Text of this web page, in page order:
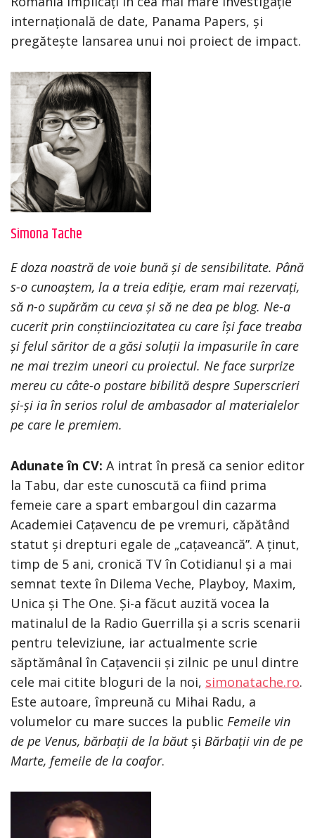
internațională de date, Panama Papers, și
pregătește lansarea unui noi proiect de impact.
Simona Tache
E doza noastră de voie bună și de sensibilitate. Până
s-o cunoaștem, la a treia ediție, eram mai rezervați,
să n-o supărăm cu ceva și să ne dea pe blog. Ne-a
cucerit prin conștiinciozitatea cu care își face treaba
și felul săritor de a găsi soluții la impasurile în care
ne mai trezim uneori cu proiectul. Ne face surprize
mereu cu câte-o postare bibilită despre Superscrieri
și-și ia în serios rolul de ambasador al materialelor
pe care le premiem.
Adunate în CV: A intrat în presă ca senior editor
la Tabu, dar este cunoscută ca fiind prima
femeie care a spart embargoul din cazarma
Academiei Cațavencu de pe vremuri, căpătând
statut și drepturi egale de „cațaveancă”. A ținut,
timp de 5 ani, cronică TV în Cotidianul și a mai
semnat texte în Dilema Veche, Playboy, Maxim,
Unica și The One. Și-a făcut auzită vocea la
matinalul de la Radio Guerrilla și a scris scenarii
pentru televiziune, iar actualmente scrie
săptămânal în Cațavencii și zilnic pe unul dintre
cele mai citite bloguri de la noi, simonatache.ro.
Este autoare, împreună cu Mihai Radu, a
volumelor cu mare succes la public Femeile vin
de pe Venus, bărbații de la băutși Bărbații vin de pe
Marte, femeile de la coafor.